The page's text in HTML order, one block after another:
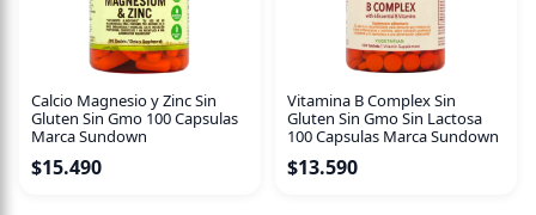
Al Microondas:
con un tenedor (3-4 veces)
2.-Calentar en microondas por 1 minuto a máxima
potencia (1000 watts)
Calcio Magnesio y Zinc Sin
Gluten Sin Gmo 100 Capsulas
Marca Sundown
$15.490
Vitamina B Complex Sin
Gluten Sin Gmo Sin Lactosa
100 Capsulas Marca Sundown
$13.590